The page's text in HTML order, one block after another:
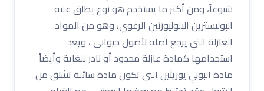
شيوعاً، ومن أكثر ما يستخدم هو نوع يطلق عليه
البوليسترين البلوليورتين الرغوي، وهو من المواد
العازلة التي يرجع اصله لأصول حيواني ، ويعد
استخدامها كمادة عازلة محدود أو نادر للغاية وأيضاً
مادة البولي يوريثين التي تكون مادة سائلة تشتق من